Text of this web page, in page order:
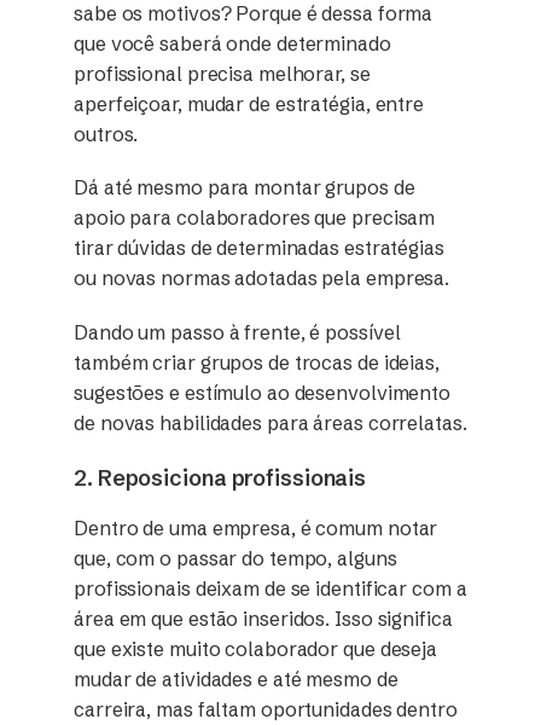
sabe os motivos? Porque é dessa forma
que você saberá onde determinado
profissional precisa melhorar, se
aperfeiçoar, mudar de estratégia, entre
outros.
Dá até mesmo para montar grupos de
apoio para colaboradores que precisam
tirar dúvidas de determinadas estratégias
ou novas normas adotadas pela empresa.
Dando um passo à frente, é possível
também criar grupos de trocas de ideias,
sugestões e estímulo ao desenvolvimento
de novas habilidades para áreas correlatas.
2. Reposiciona profissionais
Dentro de uma empresa, é comum notar
que, com o passar do tempo, alguns
profissionais deixam de se identificar com a
área em que estão inseridos. Isso significa
que existe muito colaborador que deseja
mudar de atividades e até mesmo de
carreira, mas faltam oportunidades dentro